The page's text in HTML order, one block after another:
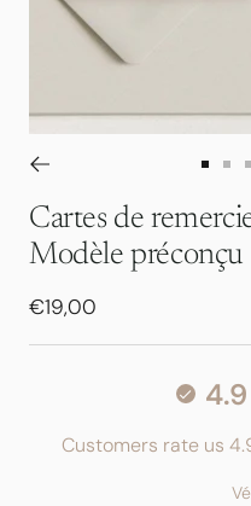
slide
1
au
2
Cartes de
Modèle préconçu
Prix
de
€19,00
4.9
Customers rate us